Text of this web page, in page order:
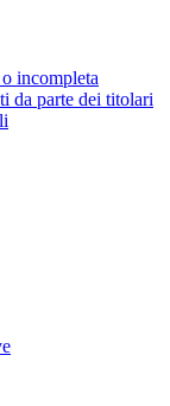
incompleta
da parte dei titolari